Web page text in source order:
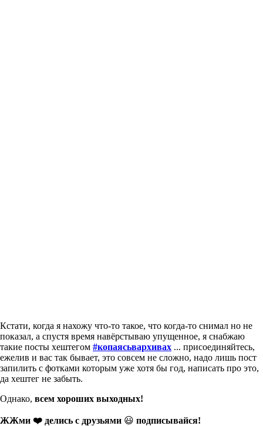
Кстати, когда я нахожу что-то такое, что когда-то снимал но не
показал, а спустя время навёрстываю упущенное, я снабжаю
такие посты хештегом #копаясьвархивах ... присоединяйтесь,
ежелив и вас так бывает, это совсем не сложно, надо лишь пост
запилить с фотками которым уже хотя бы год, написать про это,
да хештег не забыть.
Однако, всем хороших выходных!
ЖЖми ❤️ делись с друзьями 😃 подписывайся!